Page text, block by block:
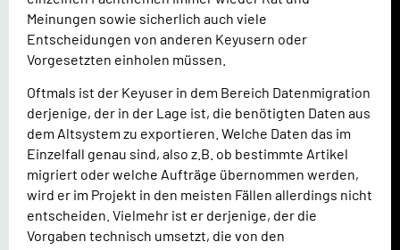
Meinungen sowie sicherlich auch viele
Entscheidungen von anderen Keyusern oder
Vorgesetzten einholen müssen.
Oftmals ist der Keyuser in dem Bereich Datenmigration
derjenige, der in der Lage ist, die benötigten Daten aus
dem Altsystem zu exportieren. Welche Daten das im
Einzelfall genau sind, also z.B. ob bestimmte Artikel
migriert oder welche Aufträge übernommen werden,
wird er im Projekt in den meisten Fällen allerdings nicht
entscheiden. Vielmehr ist er derjenige, der die
Vorgaben technisch umsetzt, die von den